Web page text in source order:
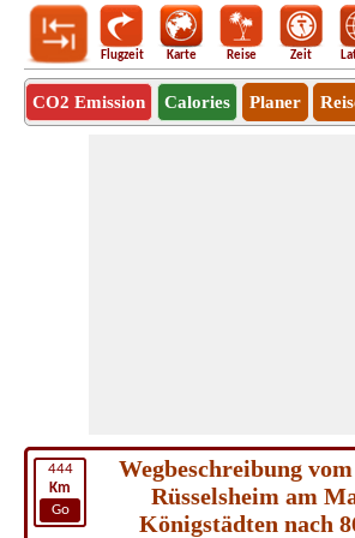
Flugzeit Karte Reise Zeit
CO2 Emission Calories Planer
444
Km
Go
Wegbeschreibung
Rüsselsheim am
Königstädten nach